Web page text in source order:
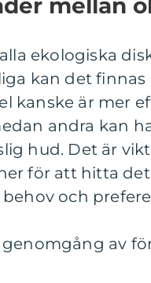
ekologiska
kan det
kanske är mer
andra kan
hud. Det är
för att hitta
och
genomgång av